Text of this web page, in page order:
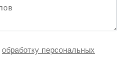
обработку персональных